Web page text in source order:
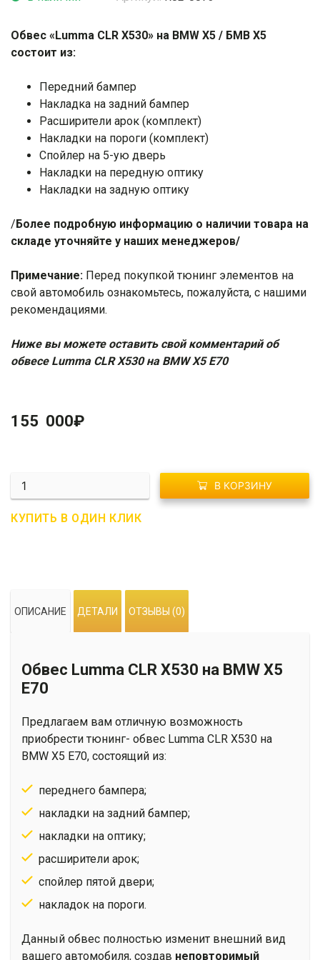
Обвес «Lumma CLR X530» на BMW X5 / БМВ X5
состоит из:
Передний бампер
Накладка на задний бампер
Расширители арок (комплект)
Накладки на пороги (комплект)
Спойлер на 5-ую дверь
Накладки на передную оптику
Накладки на задную оптику
/Более подробную информацию о наличии товара на
складе уточняйте у наших менеджеров/
Примечание: Перед покупкой тюнинг элементов на
свой автомобиль ознакомьтесь, пожалуйста, с нашими
рекомендациями.
Ниже вы можете оставить свой комментарий об
обвесе Lumma CLR X530 на BMW X5 E70
155 000₽
Количество
R02-
0073
BMW
В КОРЗИНУ
КУПИТЬ В ОДИН КЛИК
ОПИСАНИЕ ДЕТАЛИ ОТЗЫВЫ (0)
Обвес Lumma CLR X530 на BMW X5
E70
Предлагаем вам отличную возможность
приобрести тюнинг- обвес Lumma CLR X530 на
BMW X5 E70, состоящий из:
переднего бампера;
накладки на задний бампер;
накладки на оптику;
расширители арок;
спойлер пятой двери;
накладок на пороги.
Данный обвес полностью изменит внешний вид
вашего автомобиля, создав неповторимый